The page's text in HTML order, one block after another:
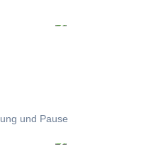
und Pause